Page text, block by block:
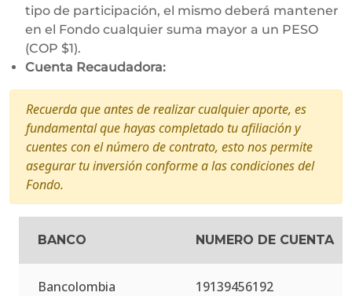
tipo de participación, el mismo deberá mantener
en el Fondo cualquier suma mayor a un PESO
(COP $1).​
Cuenta Recaudadora:
Recuerda que antes de realizar cualquier aporte, es
fundamental que hayas completado tu afiliación y
cuentes con el número de contrato, esto nos permite
asegurar tu inversión conforme a las condiciones del
Fondo.
BANCO NUMERO DE CUENTA
Bancolombia 19139456192